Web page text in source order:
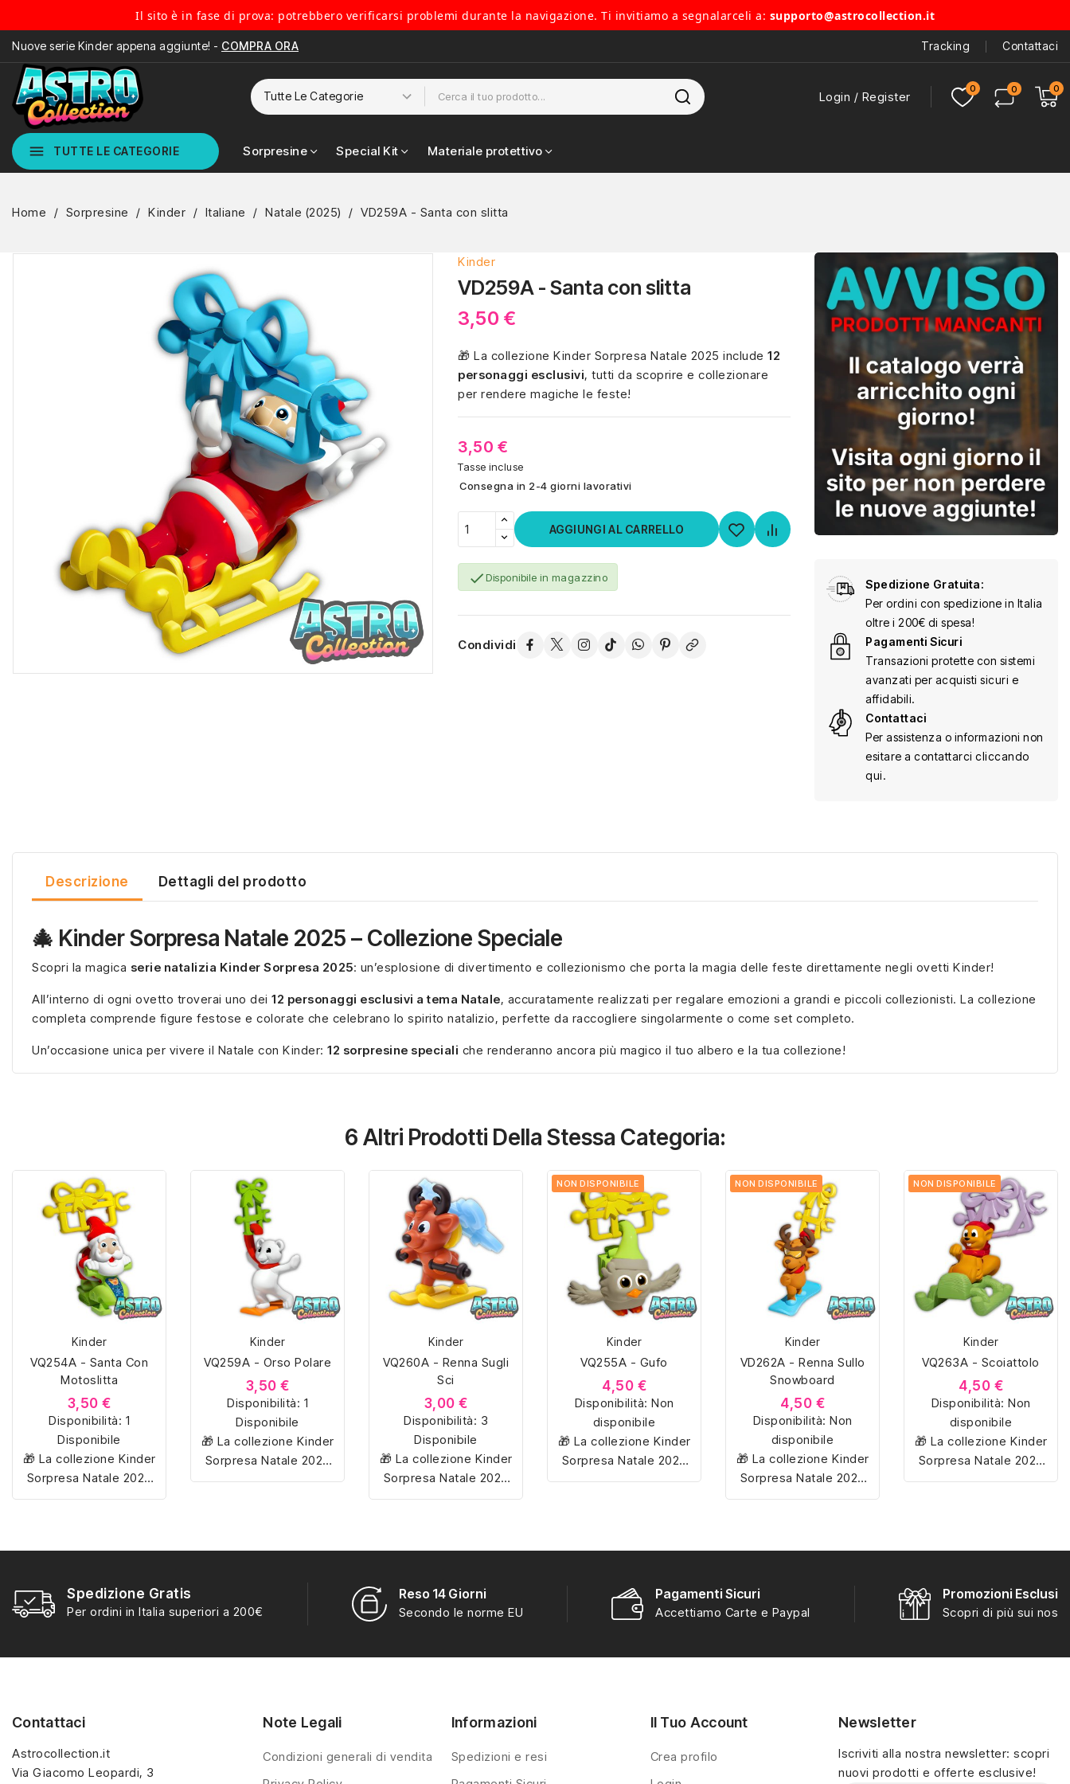
Il sito è in fase di prova: potrebbero verificarsi problemi durante la navigazione. Ti invitiamo a segnalarceli a: supporto@astrocollection.it
Nuove serie Kinder appena aggiunte! - COMPRA ORA Tracking Contattaci
Login / Register
menu TUTTE LE CATEGORIE Sorpresine Special Kit Materiale protettivo
Home Sorpresine Kinder Italiane Natale (2025) VD259A - Santa con slitta
Kinder
VD259A - Santa con slitta
3,50 €
🎁 La collezione Kinder Sorpresa Natale 2025 include 12
personaggi esclusivi, tutti da scoprire e collezionare
per rendere magiche le feste!
3,50 €
Tasse incluse
Consegna in 2-4 giorni lavorativi
AGGIUNGI AL CARRELLO
Disponibile in magazzino
Condividi
Spedizione Gratuita:
Per ordini con spedizione in Italia
oltre i 200€ di spesa!
Pagamenti Sicuri
Transazioni protette con sistemi
avanzati per acquisti sicuri e
affidabili.
Contattaci
Per assistenza o informazioni non
esitare a contattarci cliccando
qui.
Descrizione Dettagli del prodotto
🎄 Kinder Sorpresa Natale 2025 – Collezione Speciale
Scopri la magica serie natalizia Kinder Sorpresa 2025: un’esplosione di divertimento e collezionismo che porta la magia delle feste direttamente negli ovetti Kinder!
All’interno di ogni ovetto troverai uno dei 12 personaggi esclusivi a tema Natale, accuratamente realizzati per regalare emozioni a grandi e piccoli collezionisti. La collezione
completa comprende figure festose e colorate che celebrano lo spirito natalizio, perfette da raccogliere singolarmente o come set completo.
Un’occasione unica per vivere il Natale con Kinder: 12 sorpresine speciali che renderanno ancora più magico il tuo albero e la tua collezione!
6 Altri Prodotti Della Stessa Categoria:
Kinder
VQ254A - Santa Con
Motoslitta
3,50 €
Disponibilità: 1
Disponibile
🎁 La collezione Kinder
Sorpresa Natale 2025
include12 personaggi
per rendere magiche le
Kinder
VQ259A - Orso Polare
3,50 €
Disponibilità: 1
Disponibile
🎁 La collezione Kinder
Sorpresa Natale 2025
include12 personaggi
feste!
Kinder
VQ260A - Renna Sugli
Sci
3,00 €
Disponibilità: 3
Disponibile
🎁 La collezione Kinder
Sorpresa Natale 2025
include12 personaggi
per rendere magiche le
NON DISPONIBILE
Kinder
VQ255A - Gufo
4,50 €
Disponibilità: Non
disponibile
🎁 La collezione Kinder
Sorpresa Natale 2025
include12 personaggi
feste!
NON DISPONIBILE
Kinder
VD262A - Renna Sullo
Snowboard
4,50 €
Disponibilità: Non
disponibile
🎁 La collezione Kinder
Sorpresa Natale 2025
include12 personaggi
per rendere magiche le
NON DISPONIBILE
Kinder
VQ263A - Scoiattolo
4,50 €
Disponibilità: Non
disponibile
🎁 La collezione Kinder
Sorpresa Natale 2025
include12 personaggi
feste!
Spedizione Gratis
Per ordini in Italia superiori a 200€
Reso 14 Giorni
Secondo le norme EU
Pagamenti Sicuri
Accettiamo Carte e Paypal
Promozioni
Scopri di più sui
Contattaci
Astrocollection.it
Via Giacomo Leopardi, 3
Note Legali
Condizioni generali di vendita
Informazioni
Spedizioni e resi
Il Tuo Account
Crea profilo
Newsletter
Iscriviti alla nostra newsletter: scopri
nuovi prodotti e offerte esclusive!